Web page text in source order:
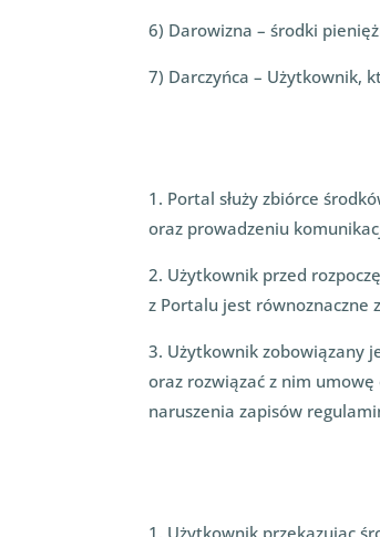
6) Darowizna – środki
7) Darczyńca – Użytkownik,
1. Portal służy zbiórce
oraz prowadzeniu
2. Użytkownik przed
z Portalu jest równoznaczne
3. Użytkownik zobowiązany
oraz rozwiązać z nim
naruszenia zapisów